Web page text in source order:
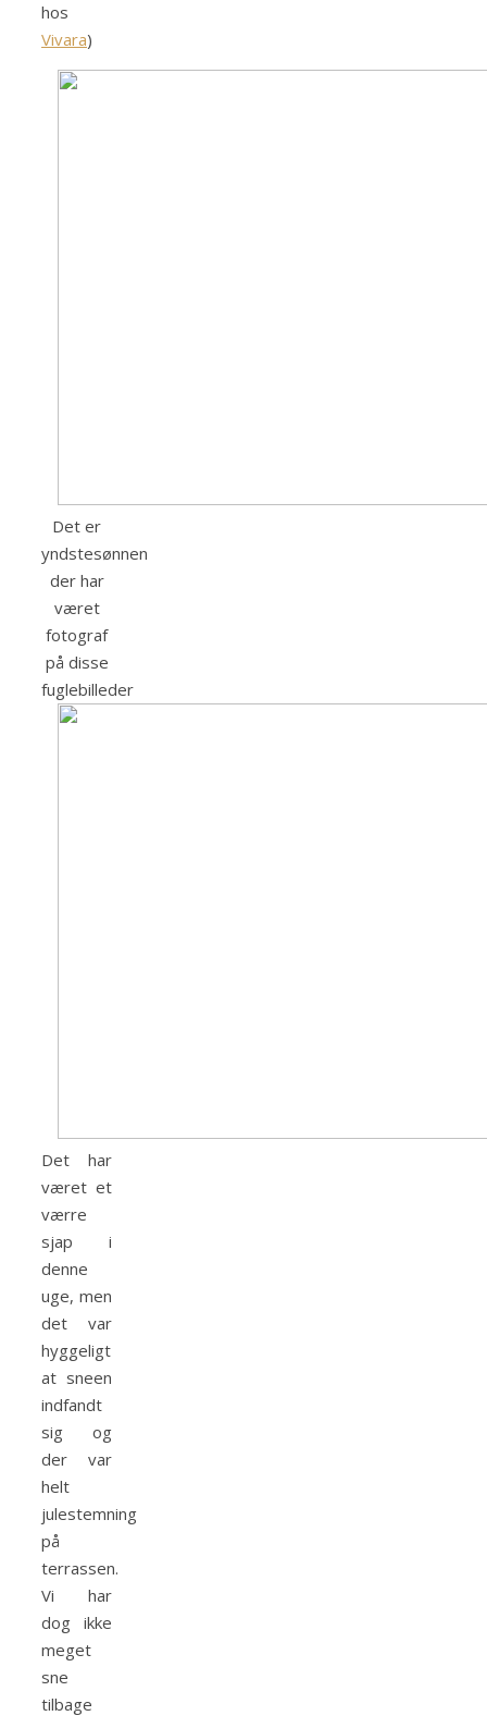
hos
Vivara)
Det er
yndstesønnen
der har
været
fotograf
på disse
fuglebilleder
Det har
været et
værre
sjap i
denne
uge, men
det var
hyggeligt
at sneen
indfandt
sig og
der var
helt
julestemning
på
terrassen.
Vi har
dog ikke
meget
sne
tilbage